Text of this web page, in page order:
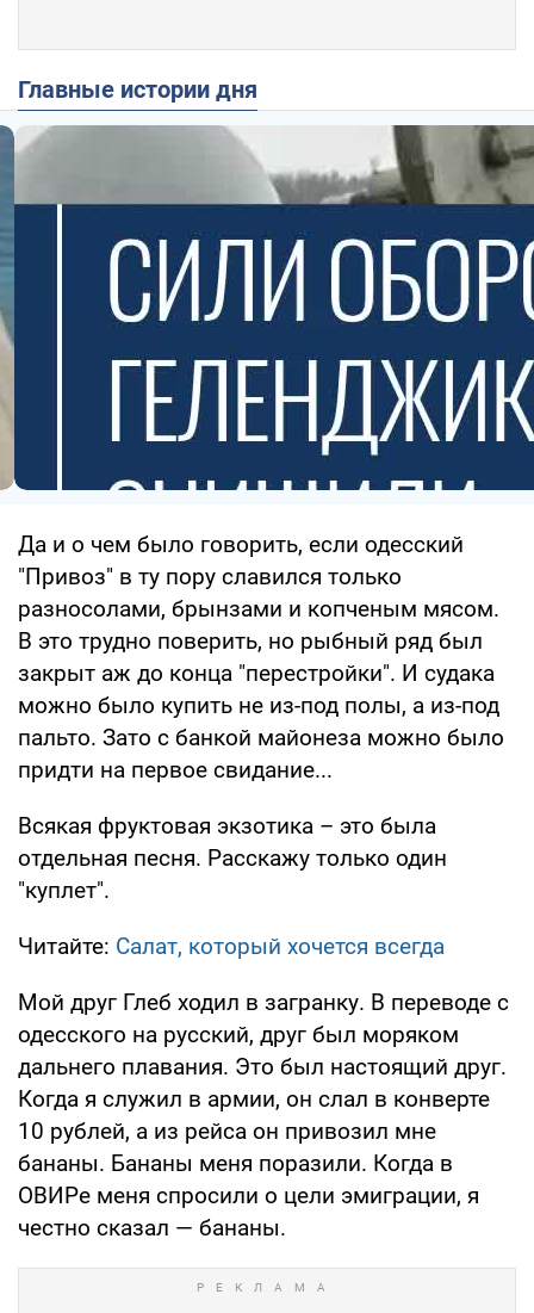
Главные истории дня
Да и о чем было говорить, если одесский
"Привоз" в ту пору славился только
разносолами, брынзами и копченым мясом.
В это трудно поверить, но рыбный ряд был
закрыт аж до конца "перестройки". И судака
можно было купить не из-под полы, а из-под
пальто. Зато с банкой майонеза можно было
придти на первое свидание...
Всякая фруктовая экзотика – это была
отдельная песня. Расскажу только один
"куплет".
Читайте: Салат, который хочется всегда
Мой друг Глеб ходил в загранку. В переводе с
одесского на русский, друг был моряком
дальнего плавания. Это был настоящий друг.
Когда я служил в армии, он слал в конверте
10 рублей, а из рейса он привозил мне
бананы. Бананы меня поразили. Когда в
ОВИРе меня спросили о цели эмиграции, я
честно сказал — бананы.